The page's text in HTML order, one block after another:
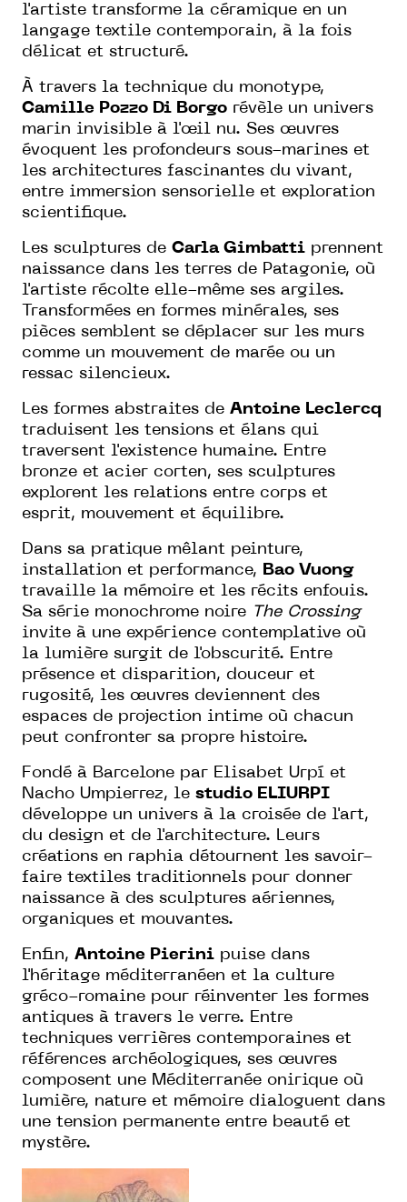
l'artiste transforme la céramique en un
langage textile contemporain, à la fois
délicat et structuré.
À travers la technique du monotype,
Camille Pozzo Di Borgo révèle un univers
marin invisible à l'œil nu. Ses œuvres
évoquent les profondeurs sous-marines et
les architectures fascinantes du vivant,
entre immersion sensorielle et exploration
scientifique.
Les sculptures de Carla Gimbatti prennent
naissance dans les terres de Patagonie, où
l'artiste récolte elle-même ses argiles.
Transformées en formes minérales, ses
pièces semblent se déplacer sur les murs
comme un mouvement de marée ou un
ressac silencieux.
Les formes abstraites de Antoine Leclercq
traduisent les tensions et élans qui
traversent l'existence humaine. Entre
bronze et acier corten, ses sculptures
explorent les relations entre corps et
esprit, mouvement et équilibre.
Dans sa pratique mêlant peinture,
installation et performance,
Bao Vuong
travaille la mémoire et les récits enfouis.
Sa série monochrome noire
The Crossing
invite à une expérience contemplative où
la lumière surgit de l'obscurité. Entre
présence et disparition, douceur et
rugosité, les œuvres deviennent des
espaces de projection intime où chacun
peut confronter sa propre histoire.
Fondé à Barcelone par Elisabet Urpí et
Nacho Umpierrez, le studio ELIURPI
développe un univers à la croisée de l'art,
du design et de l'architecture. Leurs
créations en raphia détournent les savoir-
faire textiles traditionnels pour donner
naissance à des sculptures aériennes,
organiques et mouvantes.
Enfin, Antoine Pierini puise dans
l'héritage méditerranéen et la culture
gréco-romaine pour réinventer les formes
antiques à travers le verre. Entre
techniques verrières contemporaines et
références archéologiques, ses œuvres
composent une Méditerranée onirique où
lumière, nature et mémoire dialoguent dans
une tension permanente entre beauté et
mystère.